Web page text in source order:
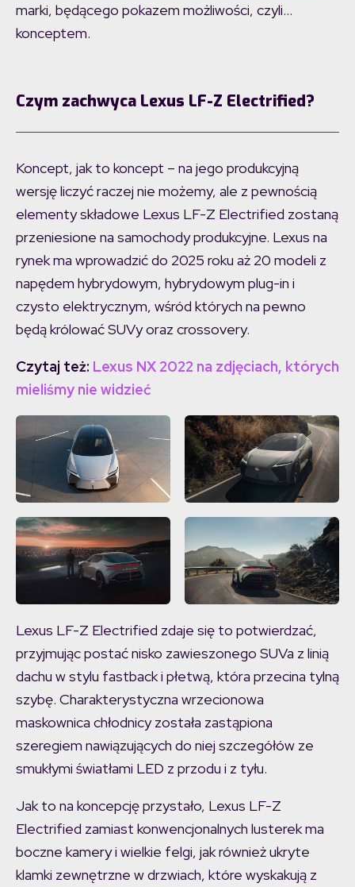
marki, będącego pokazem możliwości, czyli…
konceptem.
Czym zachwyca Lexus LF-Z Electrified?
Koncept, jak to koncept – na jego produkcyjną
wersję liczyć raczej nie możemy, ale z pewnością
elementy składowe Lexus LF-Z Electrified zostaną
przeniesione na samochody produkcyjne. Lexus na
rynek ma wprowadzić do 2025 roku aż 20 modeli z
napędem hybrydowym, hybrydowym plug-in i
czysto elektrycznym, wśród których na pewno
będą królować SUVy oraz crossovery.
Czytaj też: Lexus NX 2022 na zdjęciach, których
mieliśmy nie widzieć
Lexus LF-Z Electrified zdaje się to potwierdzać,
przyjmując postać nisko zawieszonego SUVa z linią
dachu w stylu fastback i płetwą, która przecina tylną
szybę. Charakterystyczna wrzecionowa
maskownica chłodnicy została zastąpiona
szeregiem nawiązujących do niej szczegółów ze
smukłymi światłami LED z przodu i z tyłu.
Jak to na koncepcję przystało, Lexus LF-Z
Electrified zamiast konwencjonalnych lusterek ma
boczne kamery i wielkie felgi, jak również ukryte
klamki zewnętrzne w drzwiach, które wyskakują z